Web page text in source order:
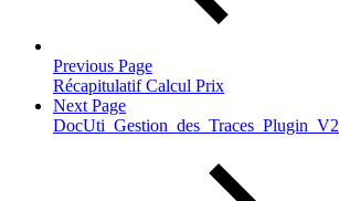
Previous Page
Récapitulatif Calcul Prix
Next Page
DocUti_Gestion_des_Traces_Plugin_V2